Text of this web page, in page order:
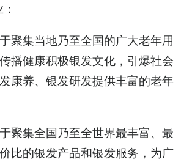
聚集当地乃至全国的广大老年用
播健康积极银发文化，引爆社会
康养、银发研发提供丰富的老年
聚集全国乃至全世界最丰富、最
比的银发产品和银发服务，为广